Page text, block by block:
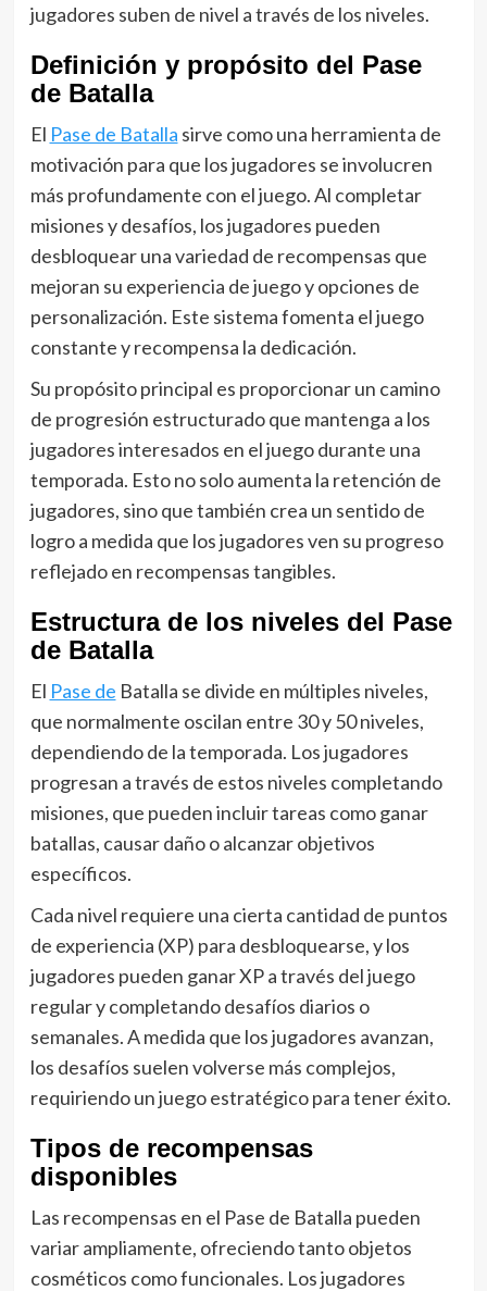
jugadores suben de nivel a través de los niveles.
Definición y propósito del Pase
de Batalla
El Pase de Batalla sirve como una herramienta de
motivación para que los jugadores se involucren
más profundamente con el juego. Al completar
misiones y desafíos, los jugadores pueden
desbloquear una variedad de recompensas que
mejoran su experiencia de juego y opciones de
personalización. Este sistema fomenta el juego
constante y recompensa la dedicación.
Su propósito principal es proporcionar un camino
de progresión estructurado que mantenga a los
jugadores interesados en el juego durante una
temporada. Esto no solo aumenta la retención de
jugadores, sino que también crea un sentido de
logro a medida que los jugadores ven su progreso
reflejado en recompensas tangibles.
Estructura de los niveles del Pase
de Batalla
El Pase de Batalla se divide en múltiples niveles,
que normalmente oscilan entre 30 y 50 niveles,
dependiendo de la temporada. Los jugadores
progresan a través de estos niveles completando
misiones, que pueden incluir tareas como ganar
batallas, causar daño o alcanzar objetivos
específicos.
Cada nivel requiere una cierta cantidad de puntos
de experiencia (XP) para desbloquearse, y los
jugadores pueden ganar XP a través del juego
regular y completando desafíos diarios o
semanales. A medida que los jugadores avanzan,
los desafíos suelen volverse más complejos,
requiriendo un juego estratégico para tener éxito.
Tipos de recompensas
disponibles
Las recompensas en el Pase de Batalla pueden
variar ampliamente, ofreciendo tanto objetos
cosméticos como funcionales. Los jugadores